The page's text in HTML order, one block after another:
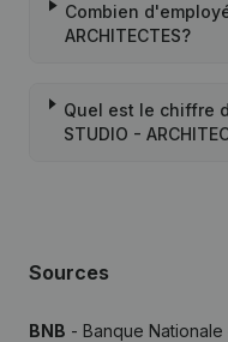
Combien
ARCHITECTES?
Quel est le chiffre
STUDIO -
Sources
BNB - Banque